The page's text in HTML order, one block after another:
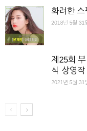
화려한 스
2018년 5월 31
제25회
식 상영
2021년 5월 31